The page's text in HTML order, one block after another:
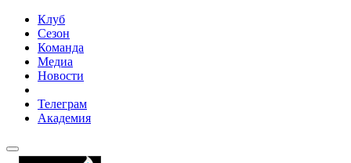
Клуб
Сезон
Команда
Медиа
Новости
Телеграм
Академия